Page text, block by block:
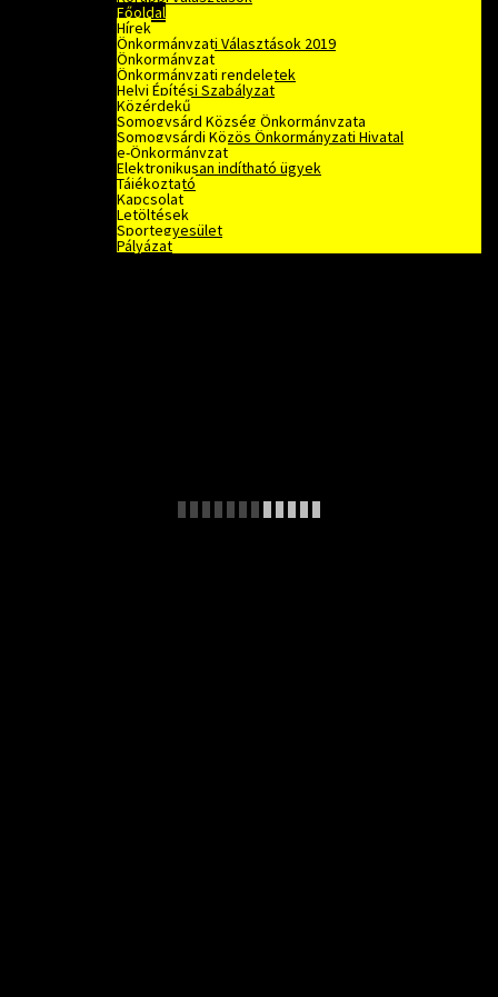
Főoldal
Hírek
Önkormányzati Választások 2019
Önkormányzat
Önkormányzati rendeletek
Helyi Építési Szabályzat
Közérdekű
Somogysárd Község Önkormányzata
Somogysárdi Közös Önkormányzati Hivatal
e-Önkormányzat
Elektronikusan indítható ügyek
Tájékoztató
Kapcsolat
Letöltések
Sportegyesület
Pályázat